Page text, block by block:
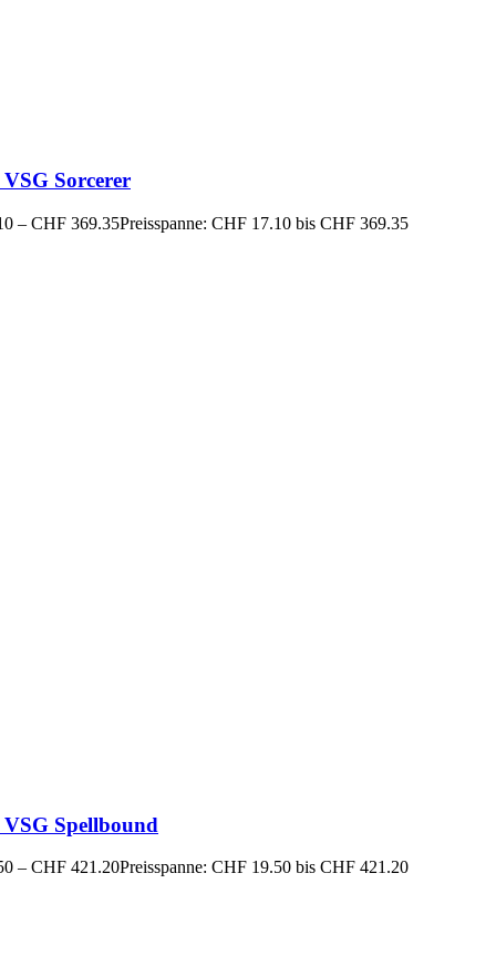
Sorcerer
– CHF 369.35Preisspanne: CHF 17.10 bis CHF 369.35
Spellbound
– CHF 421.20Preisspanne: CHF 19.50 bis CHF 421.20